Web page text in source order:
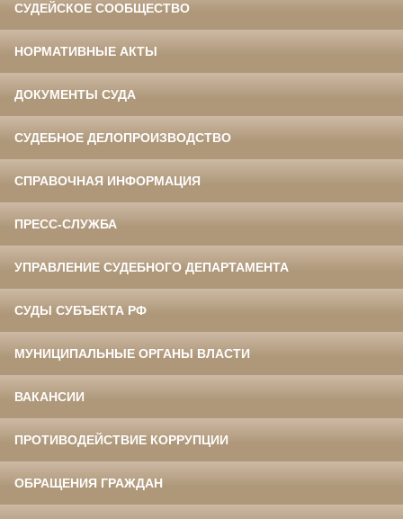
СУДЕЙСКОЕ СООБЩЕСТВО
НОРМАТИВНЫЕ АКТЫ
ДОКУМЕНТЫ СУДА
СУДЕБНОЕ ДЕЛОПРОИЗВОДСТВО
СПРАВОЧНАЯ ИНФОРМАЦИЯ
ПРЕСС-СЛУЖБА
УПРАВЛЕНИЕ СУДЕБНОГО ДЕПАРТАМЕНТА
СУДЫ СУБЪЕКТА РФ
МУНИЦИПАЛЬНЫЕ ОРГАНЫ ВЛАСТИ
ВАКАНСИИ
ПРОТИВОДЕЙСТВИЕ КОРРУПЦИИ
ОБРАЩЕНИЯ ГРАЖДАН